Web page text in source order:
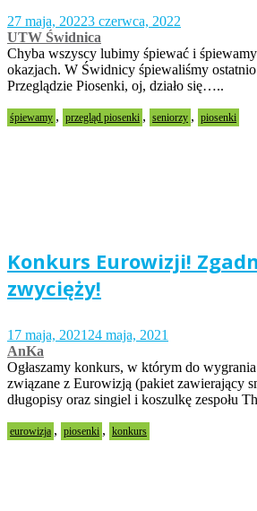
27 maja, 20223 czerwca, 2022
UTW Świdnica
Chyba wszyscy lubimy śpiewać i
okazjach. W Świdnicy śpiewaliśmy
Przeglądzie Piosenki, oj, działo się…..
śpiewamy , przegląd piosenki , seniorzy , piosenki
Konkurs Eurowizji!
zwycięży!
17 maja, 2021 24 maja, 2021
AnKa
Ogłaszamy konkurs, w którym do
związane z Eurowizją (pakiet zawierający
długopisy oraz singiel i koszulkę zespołu
eurowizja , piosenki , konkurs